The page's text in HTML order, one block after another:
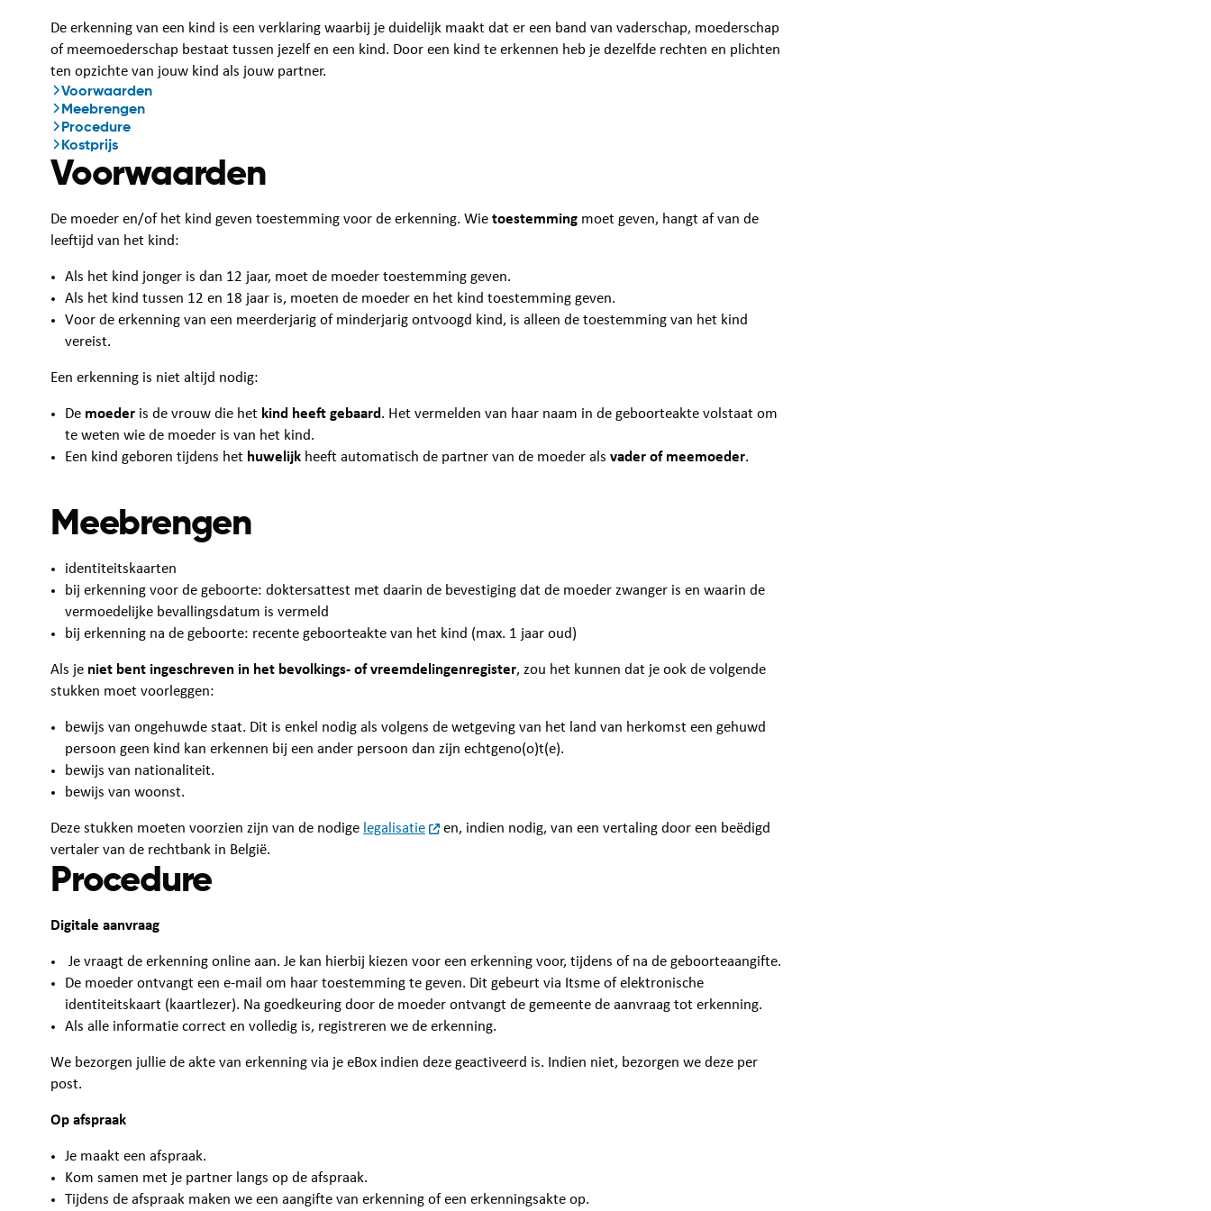
De erkenning van een kind is een verklaring waarbij je duidelijk maakt dat er een band van vaderschap, moederschap
of meemoederschap bestaat tussen jezelf en een kind. Door een kind te erkennen heb je dezelfde rechten en plichten
ten opzichte van jouw kind als jouw partner.
Voorwaarden
Meebrengen
Procedure
Kostprijs
Voorwaarden
De moeder en/of het kind geven toestemming voor de erkenning. Wie toestemming moet geven, hangt af van de
leeftijd van het kind:
Als het kind jonger is dan 12 jaar, moet de moeder toestemming geven.
Als het kind tussen 12 en 18 jaar is, moeten de moeder en het kind toestemming geven.
Voor de erkenning van een meerderjarig of minderjarig ontvoogd kind, is alleen de toestemming van het kind
vereist.
Een erkenning is niet altijd nodig:
De moeder is de vrouw die het kind heeft gebaard. Het vermelden van haar naam in de geboorteakte volstaat om
te weten wie de moeder is van het kind.
Een kind geboren tijdens het huwelijk heeft automatisch de partner van de moeder als vader of meemoeder.
Meebrengen
identiteitskaarten
bij erkenning voor de geboorte: doktersattest met daarin de bevestiging dat de moeder zwanger is en waarin de
vermoedelijke bevallingsdatum is vermeld
bij erkenning na de geboorte: recente geboorteakte van het kind (max. 1 jaar oud)
Als je niet bent ingeschreven in het bevolkings- of vreemdelingenregister, zou het kunnen dat je ook de volgende
stukken moet voorleggen:
bewijs van ongehuwde staat. Dit is enkel nodig als volgens de wetgeving van het land van herkomst een gehuwd
persoon geen kind kan erkennen bij een ander persoon dan zijn echtgeno(o)t(e).
bewijs van nationaliteit.
bewijs van woonst.
Deze stukken moeten voorzien zijn van de nodige legalisatie
en, indien nodig, van een vertaling door een beëdigd
vertaler van de rechtbank in België.
Procedure
Digitale aanvraag
Je vraagt de erkenning online aan. Je kan hierbij kiezen voor een erkenning voor, tijdens of na de geboorteaangifte.
De moeder ontvangt een e-mail om haar toestemming te geven. Dit gebeurt via Itsme of elektronische
identiteitskaart (kaartlezer). Na goedkeuring door de moeder ontvangt de gemeente de aanvraag tot erkenning.
Als alle informatie correct en volledig is, registreren we de erkenning.
We bezorgen jullie de akte van erkenning via je eBox indien deze geactiveerd is. Indien niet, bezorgen we deze per
post.
Op afspraak
Je maakt een afspraak.
Kom samen met je partner langs op de afspraak.
Tijdens de afspraak maken we een aangifte van erkenning of een erkenningsakte op.